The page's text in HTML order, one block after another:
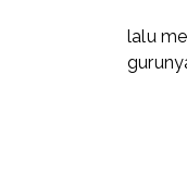
lalu